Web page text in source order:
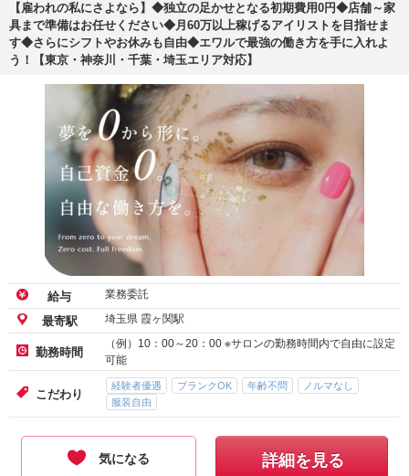
【雇われの私にさよなら】◆独立の足かせとなる初期費用0円◆店舗～家
具まで準備はお任せください◆月60万以上稼げるアイリストを目指せま
す◆さらにシフトやお休みも自由◆エワルで最強の働き方を手に入れよ
う！【東京・神奈川・千葉・埼玉エリア対応】
給与 業務委託
最寄駅 埼玉県 霞ヶ関駅
勤務時間
（例）10：00～20：00 ※サロンの勤務時間内で自由に設定
可能
こだわり
経験者優遇 ブランクOK 年齢不問
ノルマなし
服装自由
気になる 詳細を見る